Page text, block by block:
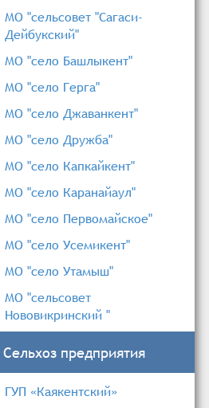
МО "сельсовет "Сагаси-
Дейбукский"
МО "село Башлыкент"
МО "село Герга"
МО "село Джаванкент"
МО "село Дружба"
МО "село Капкайкент"
МО "село Каранайаул"
МО "село Первомайское"
МО "село Усемикент"
МО "село Утамыш"
МО "сельсовет
Нововикринский "
Сельхоз предприятия
ГУП «Каякентский»